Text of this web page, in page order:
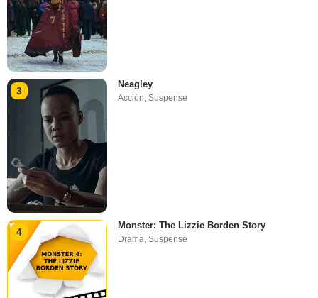
3
Neagley
Acción,Suspense
4
Monster: The Lizzie Borden Story
Drama ,Suspense